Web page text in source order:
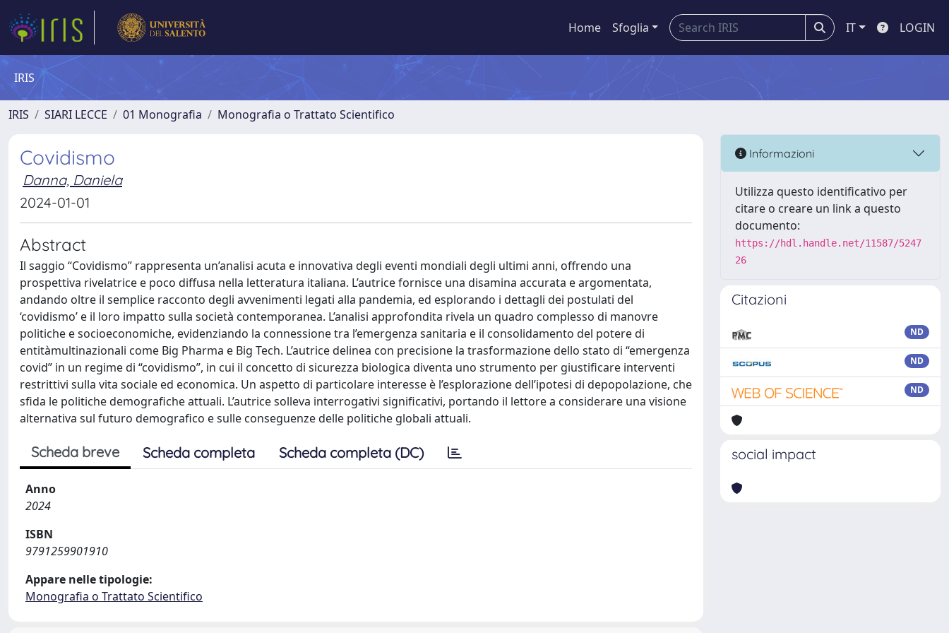
Home Sfoglia IT LOGIN
IRIS
IRIS SIARI LECCE 01 Monografia Monografia o Trattato Scientifico
Covidismo
Danna, Daniela
2024-01-01
Abstract
Il saggio “Covidismo” rappresenta un’analisi acuta e innovativa degli eventi mondiali degli ultimi anni, offrendo una
prospettiva rivelatrice e poco diffusa nella letteratura italiana. L’autrice fornisce una disamina accurata e argomentata,
andando oltre il semplice racconto degli avvenimenti legati alla pandemia, ed esplorando i dettagli dei postulati del
‘covidismo’ e il loro impatto sulla società contemporanea. L’analisi approfondita rivela un quadro complesso di manovre
politiche e socioeconomiche, evidenziando la connessione tra l’emergenza sanitaria e il consolidamento del potere di
entitàmultinazionali come Big Pharma e Big Tech. L’autrice delinea con precisione la trasformazione dello stato di “emergenza
covid” in un regime di “covidismo”, in cui il concetto di sicurezza biologica diventa uno strumento per giustificare interventi
restrittivi sulla vita sociale ed economica. Un aspetto di particolare interesse è l’esplorazione dell’ipotesi di depopolazione, che
sfida le politiche demografiche attuali. L’autrice solleva interrogativi significativi, portando il lettore a considerare una visione
alternativa sul futuro demografico e sulle conseguenze delle politiche globali attuali.
Scheda breve Scheda completa Scheda completa (DC)
Anno
2024
ISBN
9791259901910
Appare nelle tipologie:
Monografia o Trattato Scientifico
Informazioni
Utilizza questo identificativo per
citare o creare un link a questo
documento:
https://hdl.handle.net/11587/5247
26
Citazioni
ND
ND
ND
social impact